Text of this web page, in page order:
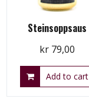
Steinsoppsaus
kr 79,00
Add to cart